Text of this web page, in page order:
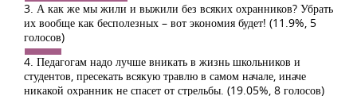
3. А как же мы жили и выжили без всяких охранников? Убрать
их вообще как бесполезных – вот экономия будет! (11.9%, 5
голосов)
4. Педагогам надо лучше вникать в жизнь школьников и
студентов, пресекать всякую травлю в самом начале, иначе
никакой охранник не спасет от стрельбы. (19.05%, 8 голосов)